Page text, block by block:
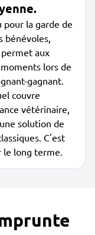
pour la garde de
bénévoles,
aux
lors de
gagnant.
couvre
vétérinaire,
solution de
C'est
le long terme.